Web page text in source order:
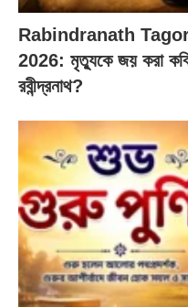
Rabindranath
2026: মৃত্যুকে জয় করা কবি
রবীন্দ্রনাথ?